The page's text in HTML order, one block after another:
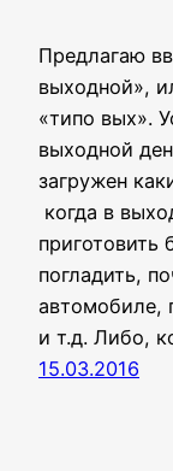
Предлагаю
выходной»,
«типо вых».
выходной
загружен
когда в
приготовить
погладить,
автомобиле,
и т.д. Либо,
15.03.2016